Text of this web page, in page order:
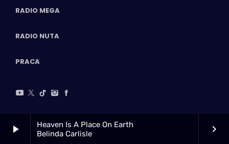
play_arrow
Heaven Is A Place On Earth
Belinda Carlisle
keyboard_arrow_right
RADIO MEGA
RADIO NUTA
PRACA